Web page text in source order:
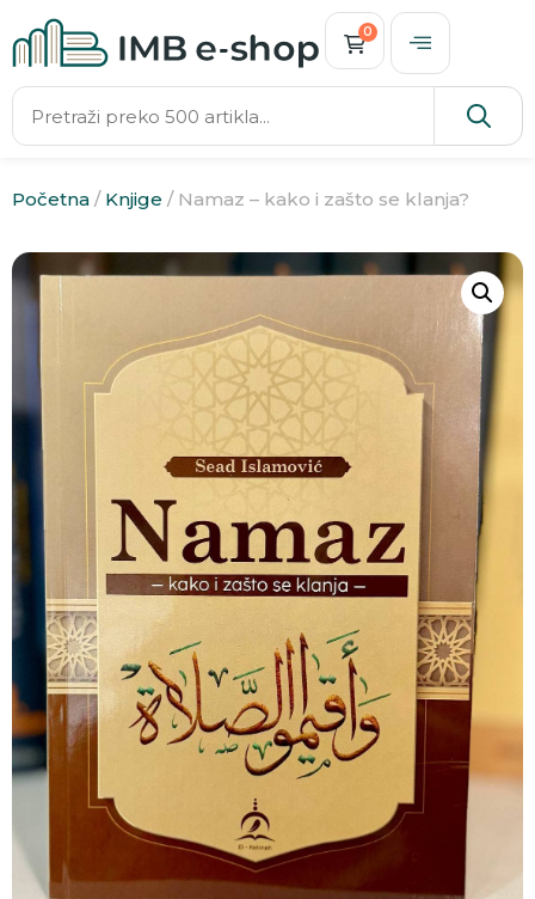
0
Početna / Knjige / Namaz – kako i zašto se klanja?